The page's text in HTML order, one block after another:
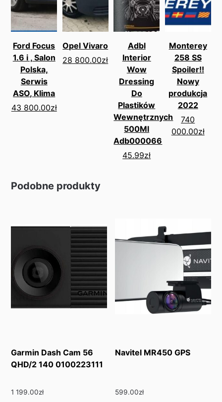
Ford Focus
1.6 i , Salon
Polska,
Serwis
ASO, Klima
43 800.00zł
Opel Vivaro
28 800.00zł
Adbl
Interior
Wow
Dressing
Do
Plastików
Wewnętrznych
500Ml
Adb000066
45.99zł
Monterey
258 SS
Spoiler!!
Nowy
produkcja
2022
740
000.00zł
Podobne produkty
Garmin Dash Cam 56
QHD/2 140 0100223111
1 199.00zł
Navitel MR450 GPS
599.00zł